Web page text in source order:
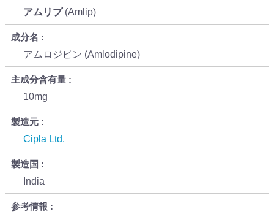
アムリプ(Amlip)
成分名
アムロジピン (Amlodipine)
主成分含有量
10mg
製造元
Cipla Ltd.
製造国
India
参考情報